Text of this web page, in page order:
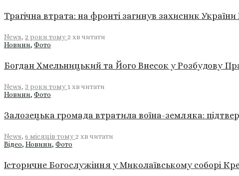
Трагічна втрата: на фронті загинув захисник України
News, 2 роки тому2 хв читати
Новини, Фото
Богдан Хмельницький та Його Внесок у Розбудову
News, 3 роки тому 1 хв читати
Новини, Фото
Залозецька громада втратила воїна-земляка:
News, 6 місяців тому 2 хв читати
Відео, Новини, Фото
Історичне Богослужіння у Миколаївському соборі